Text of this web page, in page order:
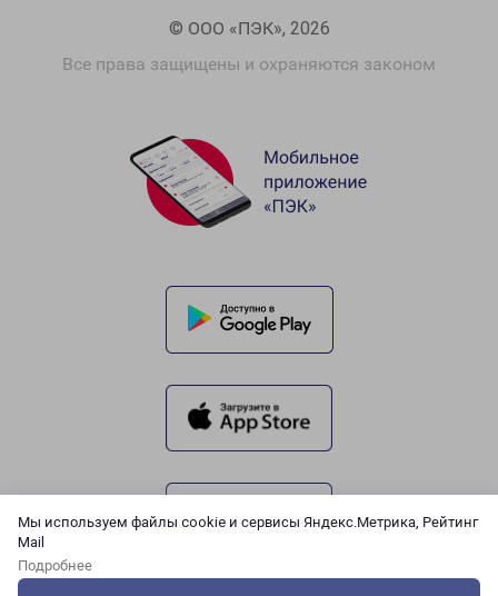
Мы используем файлы cookie и сервисы Яндекс.Метрика, Рейтинг
Mail
Подробнее
© ООО «ПЭК», 2026
Все права защищены и охраняются законом